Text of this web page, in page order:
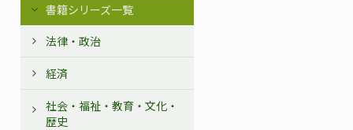
書籍シリーズ一覧
法律・政治
経済
社会・福祉・教育・文化・
歴史